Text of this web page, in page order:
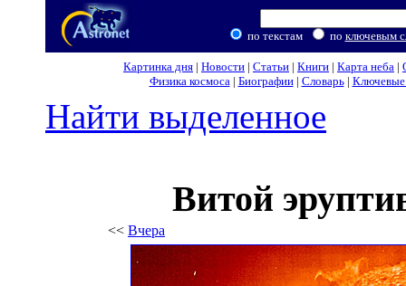
по текстам по ключевым
Картинка дня | Новости | Статьи | Книги | Карта неба |
Физика космоса| Биографии| Словарь| Ключевые
Найти выделенное
Витой
<< Вчера